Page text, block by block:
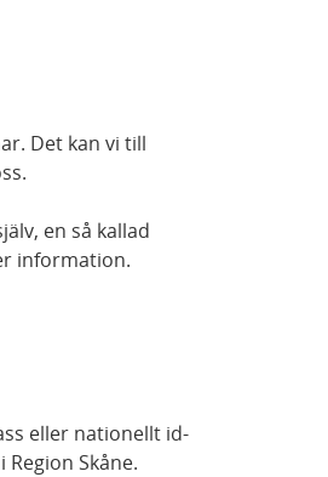
Det kan vi till
en så kallad
information.
eller nationellt id-
Skåne.